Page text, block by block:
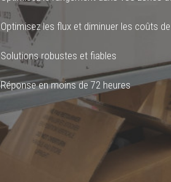
Optimisez les flux et diminuer les coûts
Solutions robustes et fiables
Réponse en moins de 72 heures